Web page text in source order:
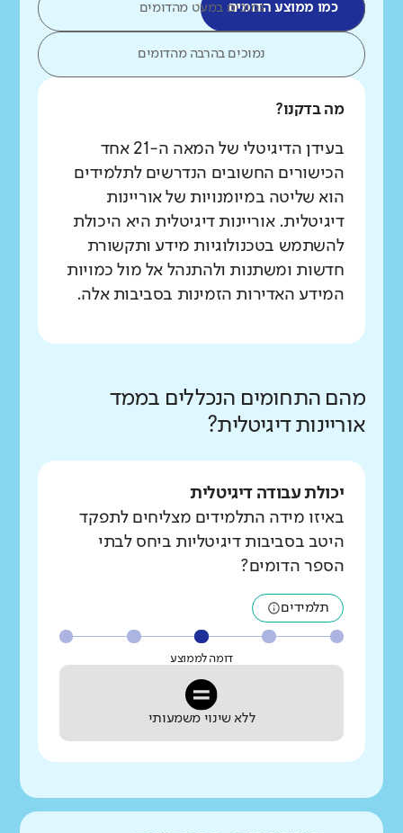
כמו ממוצע הדומיםנמוכים במעט מהדומים
נמוכים בהרבה מהדומים
מה בדקנו?
בעידן הדיגיטלי של המאה ה-21 אחד
הכישורים החשובים הנדרשים לתלמידים
הוא שליטה במיומנויות של אוריינות
דיגיטלית. אוריינות דיגיטלית היא היכולת
להשתמש בטכנולוגיות מידע ותקשורת
חדשות ומשתנות ולהתנהל אל מול כמויות
המידע האדירות הזמינות בסביבות אלה.
מהם התחומים הנכללים בממד
אוריינות דיגיטלית?
יכולת עבודה דיגיטלית
באיזו מידה התלמידים מצליחים לתפקד
היטב בסביבות דיגיטליות ביחס לבתי
הספר הדומים?
תלמידים
דומה לממוצע
ללא שינוי משמעותי